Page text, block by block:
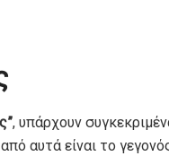
, υπάρχουν
αυτά είναι το